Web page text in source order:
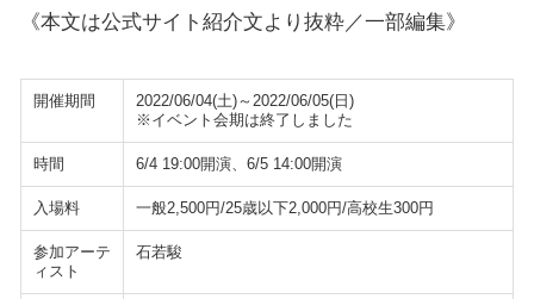
《本文は公式サイト紹介文より抜粋／一部編集》
開催期間
2022/06/04(土)～2022/06/05(日)
※イベント会期は終了しました
時間 6/4 19:00開演、6/5 14:00開演
入場料 一般2,500円/25歳以下2,000円/高校生300円
参加アーテ
ィスト
石若駿